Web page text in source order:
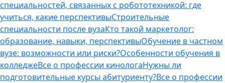
специальностей, связанных с робототехникой: где
учиться, какие перспективыСтроительные
специальности после вузаКто такой маркетолог:
образование, навыки, перспективыОбучение в частном
вузе: возможности или риски?Особенности обучения в
колледжеВсе о профессии кинологаНужны ли
подготовительные курсы абитуриенту?Все о профессии